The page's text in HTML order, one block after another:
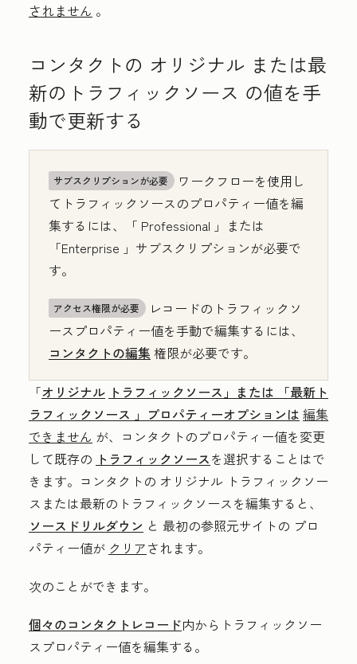
されません 。
コンタクトの オリジナル または最
新のトラフィックソース の値を手
動で更新する
サブスクリプションが必要
ワークフローを使用し
てトラフィックソースのプロパティー値を編
集するには、「 Professional 」または
「Enterprise 」サブスクリプションが必要で
す。
アクセス権限が必要
レコードのトラフィックソ
ースプロパティー値を手動で編集するには、
コンタクトの編集権限が必要です。
「オリジナル トラフィックソース」または
「最新ト
ラフィックソース 」プロパティーオプションは 編集
できません が、コンタクトのプロパティー値を変更
して既存の トラフィックソースを選択することはで
きます。コンタクトの オリジナル トラフィックソー
スまたは最新のトラフィックソースを編集すると、
ソースドリルダウン と 最初の参照元サイトの プロ
パティー値が クリアされます。
次のことができます。
個々のコンタクトレコード内からトラフィックソー
スプロパティー値を編集する。